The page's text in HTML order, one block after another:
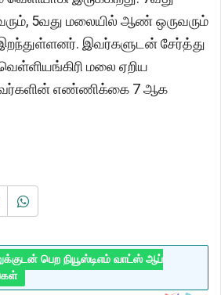
5வது மலையில் ஆண் ஒருவரும்
இவர்களுடன் சேர்த்து
மலை ஏறிய
எண்ணிக்கை 7 ஆக
பெற நியூஸ்டிஎம் வாட்ஸ் ஆப்